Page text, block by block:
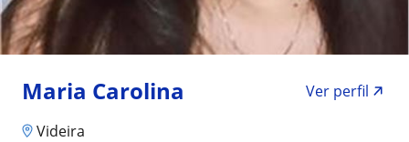
Maria Carolina
Ver perfil
Videira